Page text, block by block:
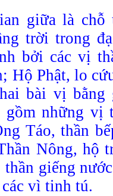
giữa là chỗ
trời trong
bởi các vị
Hộ Phật, lo
bài vị
những vị
Táo, thần
Nông, hộ
giếng
vì tinh tú.